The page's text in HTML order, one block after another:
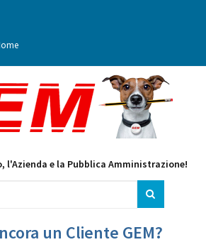
l'Azienda e la Pubblica Amministrazione!
un Cliente GEM?